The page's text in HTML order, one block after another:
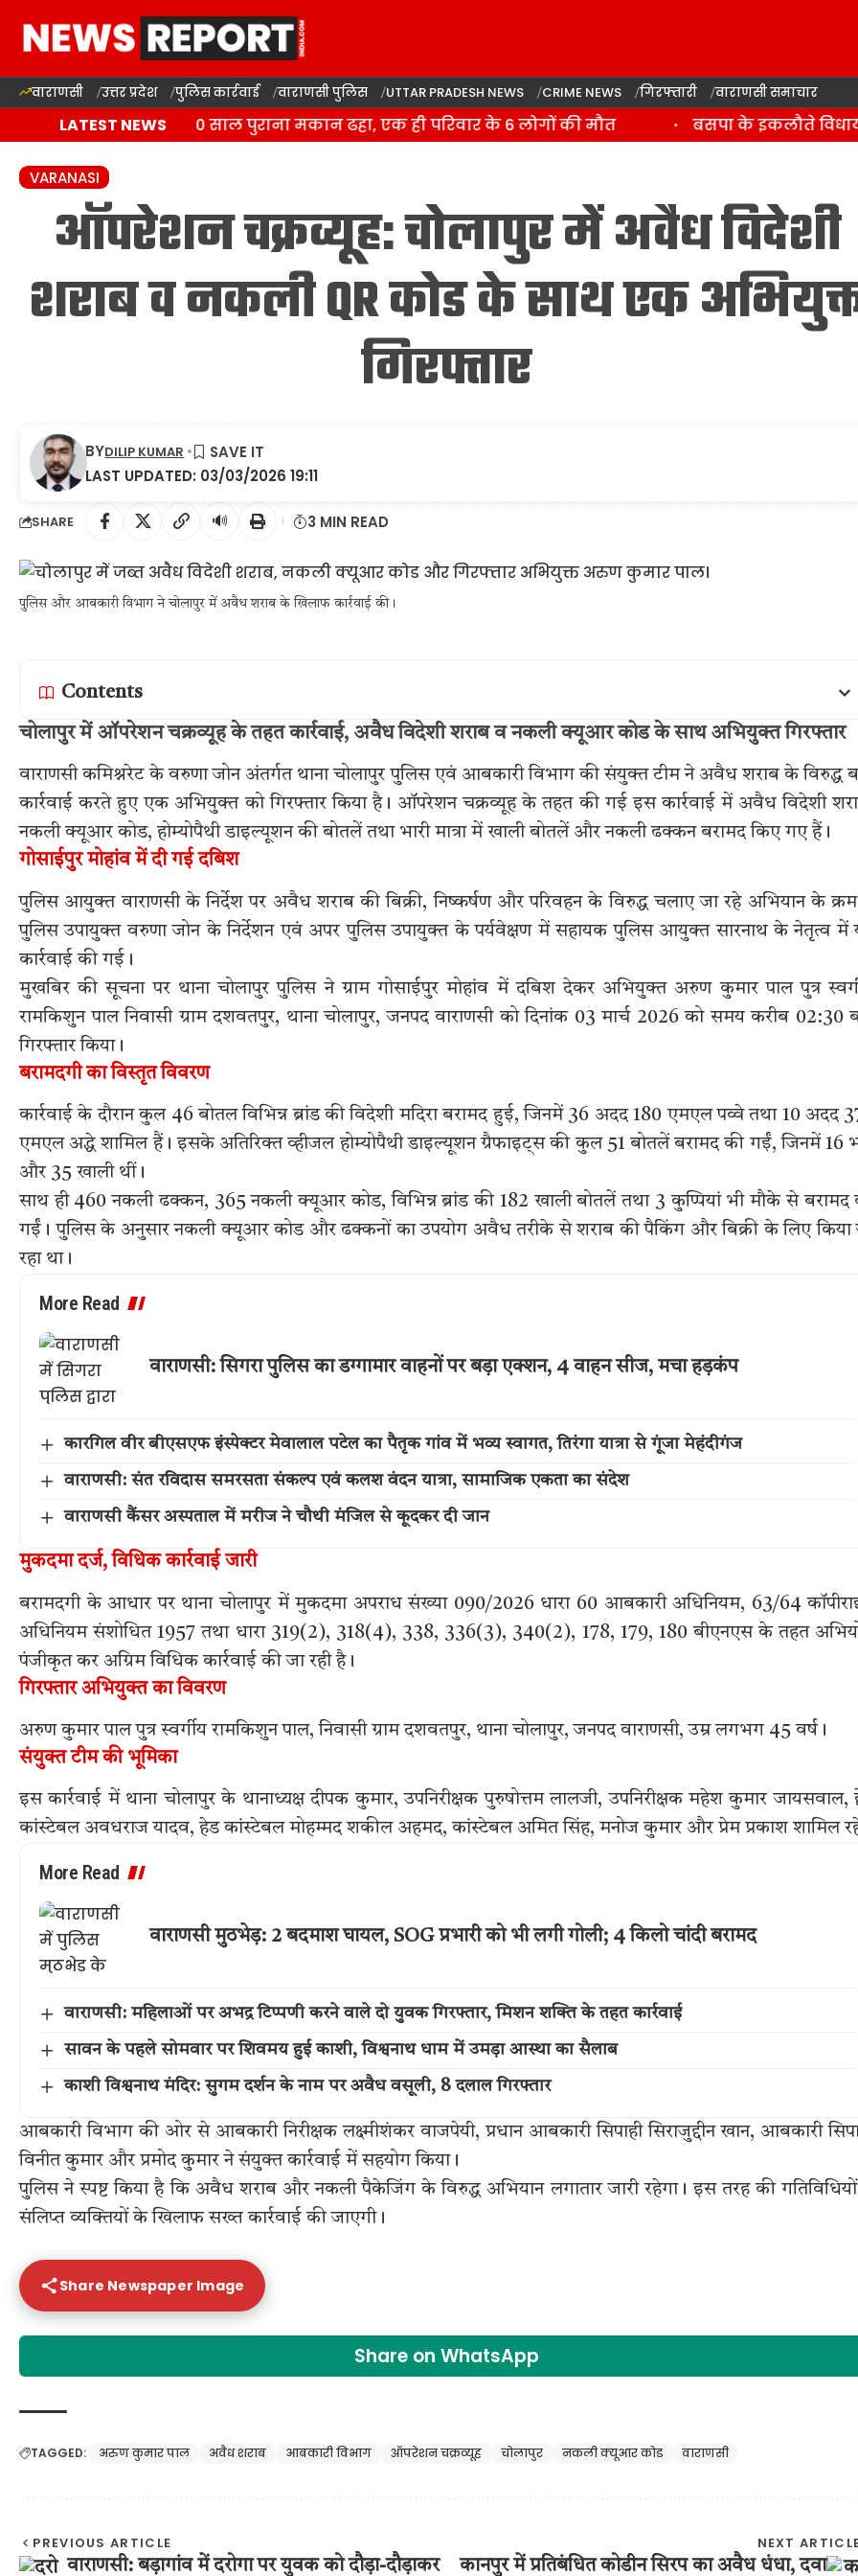
वाराणसी उत्तर प्रदेश पुलिस कार्रवाई वाराणसी पुलिस UTTAR PRADESH NEWS CRIME NEWS गिरफ्तारी वाराणसी समाचार
LATEST NEWS
प्रतापगढ़ में बारिश से 100 साल पुराना मकान ढहा, एक ही परिवार के 6 लोगों की मौत बसपा के इकलौते विधायक
VARANASI
ऑपरेशन चक्रव्यूह: चोलापुर में अवैध विदेशी
शराब व नकली QR कोड के साथ एक
गिरफ्तार
LAST UPDATED: 03/03/2026 19:11
BYDILIP KUMAR
SHARE 🔊 3 MIN READ
पुलिस और आबकारी विभाग ने चोलापुर में अवैध शराब के खिलाफ कार्रवाई की।
Contents
चोलापुर में ऑपरेशन चक्रव्यूह के तहत कार्रवाई, अवैध विदेशी शराब व नकली क्यूआर कोड के साथ अभियुक्त गिरफ्तार
वाराणसी कमिश्नरेट के वरुणा जोन अंतर्गत थाना चोलापुर पुलिस एवं आबकारी विभाग की संयुक्त टीम ने अवैध शराब के विरुद्ध
कार्रवाई करते हुए एक अभियुक्त को गिरफ्तार किया है। ऑपरेशन चक्रव्यूह के तहत की गई इस कार्रवाई में अवैध विदेशी
नकली क्यूआर कोड, होम्योपैथी डाइल्यूशन की बोतलें तथा भारी मात्रा में खाली बोतलें और नकली ढक्कन बरामद किए गए हैं।
गोसाईपुर मोहांव में दी गई दबिश
पुलिस आयुक्त वाराणसी के निर्देश पर अवैध शराब की बिक्री, निष्कर्षण और परिवहन के विरुद्ध चलाए जा रहे अभियान के
पुलिस उपायुक्त वरुणा जोन के निर्देशन एवं अपर पुलिस उपायुक्त के पर्यवेक्षण में सहायक पुलिस आयुक्त सारनाथ के नेतृत्व में
कार्रवाई की गई।
मुखबिर की सूचना पर थाना चोलापुर पुलिस ने ग्राम गोसाईपुर मोहांव में दबिश देकर अभियुक्त अरुण कुमार पाल पुत्र
रामकिशुन पाल निवासी ग्राम दशवतपुर, थाना चोलापुर, जनपद वाराणसी को दिनांक 03 मार्च 2026 को समय करीब 02:30
गिरफ्तार किया।
बरामदगी का विस्तृत विवरण
कार्रवाई के दौरान कुल 46 बोतल विभिन्न ब्रांड की विदेशी मदिरा बरामद हुई, जिनमें 36 अदद 180 एमएल पव्वे तथा 10 अदद
एमएल अद्धे शामिल हैं। इसके अतिरिक्त व्हीजल होम्योपैथी डाइल्यूशन ग्रैफाइट्स की कुल 51 बोतलें बरामद की गईं, जिनमें 16
और 35 खाली थीं।
साथ ही 460 नकली ढक्कन, 365 नकली क्यूआर कोड, विभिन्न ब्रांड की 182 खाली बोतलें तथा 3 कुप्पियां भी मौके से बरामद
गईं। पुलिस के अनुसार नकली क्यूआर कोड और ढक्कनों का उपयोग अवैध तरीके से शराब की पैकिंग और बिक्री के लिए किया
रहा था।
More Read
वाराणसी: सिगरा पुलिस का डग्गामार वाहनों पर बड़ा एक्शन, 4 वाहन सीज, मचा हड़कंप
कारगिल वीर बीएसएफ इंस्पेक्टर मेवालाल पटेल का पैतृक गांव में भव्य स्वागत, तिरंगा यात्रा से गूंजा मेहंदीगंज
वाराणसी: संत रविदास समरसता संकल्प एवं कलश वंदन यात्रा, सामाजिक एकता का संदेश
वाराणसी कैंसर अस्पताल में मरीज ने चौथी मंजिल से कूदकर दी जान
मुकदमा दर्ज, विधिक कार्रवाई जारी
बरामदगी के आधार पर थाना चोलापुर में मुकदमा अपराध संख्या 090/2026 धारा 60 आबकारी अधिनियम, 63/64
अधिनियम संशोधित 1957 तथा धारा 319(2), 318(4), 338, 336(3), 340(2), 178, 179, 180 बीएनएस के तहत
पंजीकृत कर अग्रिम विधिक कार्रवाई की जा रही है।
गिरफ्तार अभियुक्त का विवरण
अरुण कुमार पाल पुत्र स्वर्गीय रामकिशुन पाल, निवासी ग्राम दशवतपुर, थाना चोलापुर, जनपद वाराणसी, उम्र लगभग 45 वर्ष।
संयुक्त टीम की भूमिका
इस कार्रवाई में थाना चोलापुर के थानाध्यक्ष दीपक कुमार, उपनिरीक्षक पुरुषोत्तम लालजी, उपनिरीक्षक महेश कुमार जायसवाल,
कांस्टेबल अवधराज यादव, हेड कांस्टेबल मोहम्मद शकील अहमद, कांस्टेबल अमित सिंह, मनोज कुमार और प्रेम प्रकाश शामिल
More Read
वाराणसी मुठभेड़: 2 बदमाश घायल, SOG प्रभारी को भी लगी गोली; 4 किलो चांदी बरामद
वाराणसी: महिलाओं पर अभद्र टिप्पणी करने वाले दो युवक गिरफ्तार, मिशन शक्ति के तहत कार्रवाई
सावन के पहले सोमवार पर शिवमय हुई काशी, विश्वनाथ धाम में उमड़ा आस्था का सैलाब
काशी विश्वनाथ मंदिर: सुगम दर्शन के नाम पर अवैध वसूली, 8 दलाल गिरफ्तार
आबकारी विभाग की ओर से आबकारी निरीक्षक लक्ष्मीशंकर वाजपेयी, प्रधान आबकारी सिपाही सिराजुद्दीन खान, आबकारी
विनीत कुमार और प्रमोद कुमार ने संयुक्त कार्रवाई में सहयोग किया।
पुलिस ने स्पष्ट किया है कि अवैध शराब और नकली पैकेजिंग के विरुद्ध अभियान लगातार जारी रहेगा। इस तरह की
संलिप्त व्यक्तियों के खिलाफ सख्त कार्रवाई की जाएगी।
Share Newspaper Image
Share on WhatsApp
TAGGED: अरुण कुमार पाल अवैध शराब आबकारी विभाग ऑपरेशन चक्रव्यूह चोलापुर नकली क्यूआर कोड वाराणसी
PREVIOUS ARTICLE
वाराणसी: बड़ागांव में दरोगा पर युवक को दौड़ा-दौड़ाकर
NEXT
कानपुर में प्रतिबंधित कोडीन सिरप का अवैध धंधा, दवा